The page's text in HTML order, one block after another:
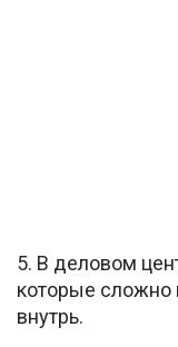
5. В деловом
которые сложно
внутрь.